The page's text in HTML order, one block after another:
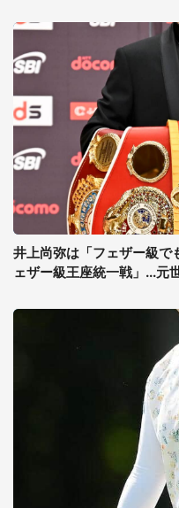
井上尚弥は「フェザー級で
ェザー級王座統一戦」...元